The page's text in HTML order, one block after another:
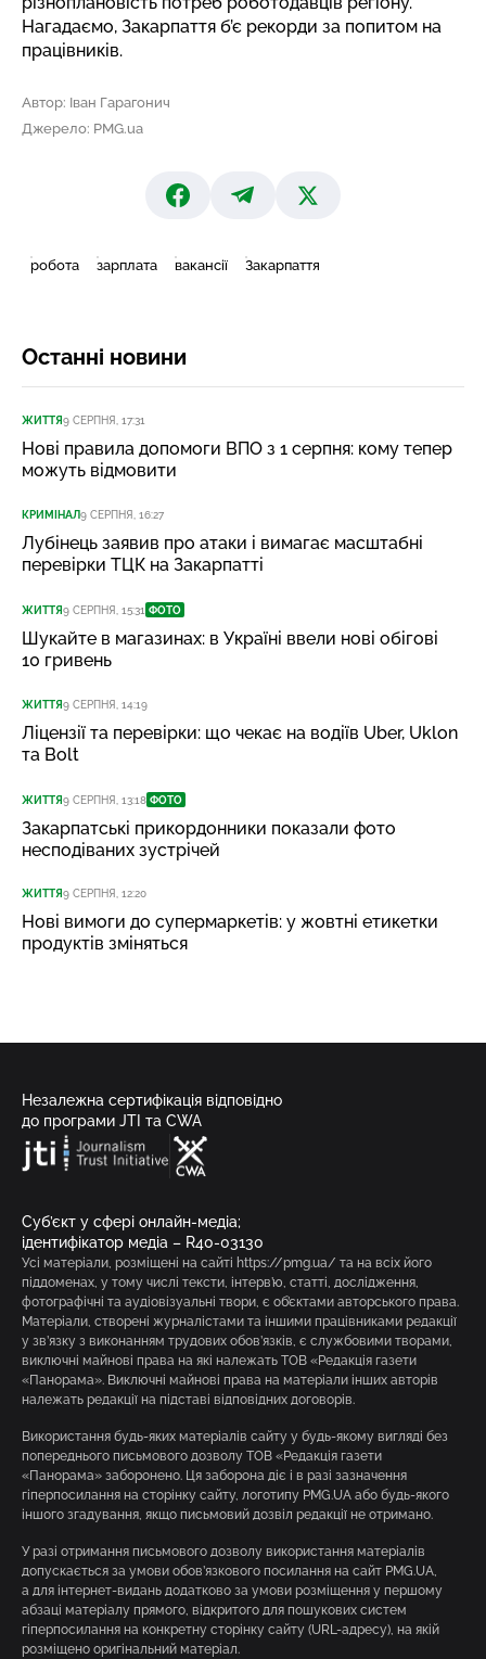
Нагадаємо, Закарпаття б’є рекорди за попитом на
працівників.
Автор: Іван Гарагонич
Джерело: PMG.ua
робота зарплата вакансії Закарпаття
Останні новини
ЖИТТЯ9 СЕРПНЯ, 17:31
Нові правила допомоги ВПО з 1 серпня: кому тепер
можуть відмовити
КРИМІНАЛ9 СЕРПНЯ, 16:27
Лубінець заявив про атаки і вимагає масштабні
перевірки ТЦК на Закарпатті
ЖИТТЯ9 СЕРПНЯ, 15:31 ФОТО
Шукайте в магазинах: в Україні ввели нові обігові
10 гривень
ЖИТТЯ9 СЕРПНЯ, 14:19
Ліцензії та перевірки: що чекає на водіїв Uber, Uklon
та Bolt
ЖИТТЯ9 СЕРПНЯ, 13:18 ФОТО
Закарпатські прикордонники показали фото
несподіваних зустрічей
ЖИТТЯ9 СЕРПНЯ, 12:20
Нові вимоги до супермаркетів: у жовтні етикетки
продуктів зміняться
Незалежна сертифікація відповідно
до програми JTI та CWA
Суб’єкт у сфері онлайн-медіа;
ідентифікатор медіа – R40-03130
Усі матеріали, розміщені на сайті https://pmg.ua/ та на всіх його
піддоменах, у тому числі тексти, інтерв’ю, статті, дослідження,
фотографічні та аудіовізуальні твори, є об’єктами авторського права.
Матеріали, створені журналістами та іншими працівниками редакції
у зв’язку з виконанням трудових обов’язків, є службовими творами,
виключні майнові права на які належать ТОВ «Редакція газети
«Панорама». Виключні майнові права на матеріали інших авторів
належать редакції на підставі відповідних договорів.
Використання будь-яких матеріалів сайту у будь-якому вигляді без
попереднього письмового дозволу ТОВ «Редакція газети
«Панорама» заборонено. Ця заборона діє і в разі зазначення
гіперпосилання на сторінку сайту, логотипу PMG.UA або будь-якого
іншого згадування, якщо письмовий дозвіл редакції не отримано.
У разі отримання письмового дозволу використання матеріалів
допускається за умови обов’язкового посилання на сайт PMG.UA,
а для інтернет-видань додатково за умови розміщення у першому
абзаці матеріалу прямого, відкритого для пошукових систем
гіперпосилання на конкретну сторінку сайту (URL-адресу), на якій
розміщено оригінальний матеріал.